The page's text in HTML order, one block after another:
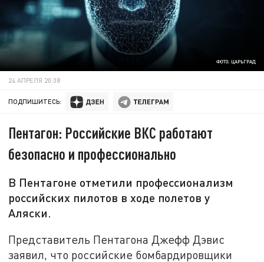
ФОТО: ЦАРЬГРАД
24 АПРЕЛЯ 20:38
ПОДПИШИТЕСЬ:
Пентагон: Российские ВКС работают
безопасно и профессионально
В Пентагоне отметили профессионализм
российских пилотов в ходе полетов у
Аляски.
Представитель Пентагона Джефф Дэвис
заявил, что российские бомбардировщики